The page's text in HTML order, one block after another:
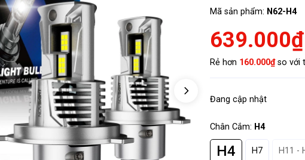
Mã sản phẩm: N62-H4
639.000₫
Rẻ hơn 160.000₫so với
Đang cập nhật
Chân Cắm: H4
H4 H7 H11 -